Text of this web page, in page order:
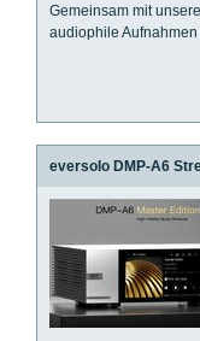
Gemeinsam mit
audiophile
eversolo DMP-A6